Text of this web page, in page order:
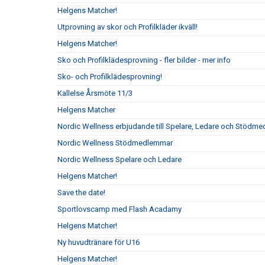
Helgens Matcher!
Utprovning av skor och Profilkläder ikväll!
Helgens Matcher!
Sko och Profilklädesprovning - fler bilder - mer info
Sko- och Profilklädesprovning!
Kallelse Årsmöte 11/3
Helgens Matcher
Nordic Wellness erbjudande till Spelare, Ledare och
Nordic Wellness Stödmedlemmar
Nordic Wellness Spelare och Ledare
Helgens Matcher!
Save the date!
Sportlovscamp med Flash Acadamy
Helgens Matcher!
Ny huvudtränare för U16
Helgens Matcher!